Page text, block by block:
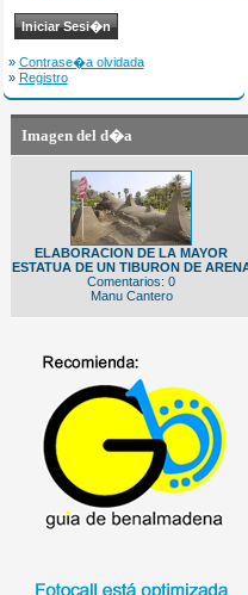
» Contrase�a olvidada
» Registro
Imagen del d�a
ELABORACION DE LA MAYOR
ESTATUA DE UN TIBURON DE
Comentarios: 0
Manu Cantero